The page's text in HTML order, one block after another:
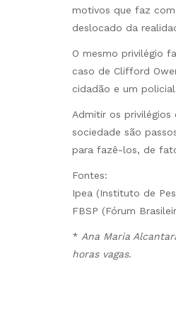
motivos que faz com
deslocado da
O mesmo privilégio
caso de Clifford
cidadão e um
Admitir os
sociedade são
para fazê-los, de
Fontes:
Ipea (Instituto de
FBSP (Fórum
* Ana Maria
horas vagas.